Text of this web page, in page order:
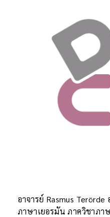
อาจารย์ Rasmus Terörde
ภาษาเยอรมัน ภาควิชาภา